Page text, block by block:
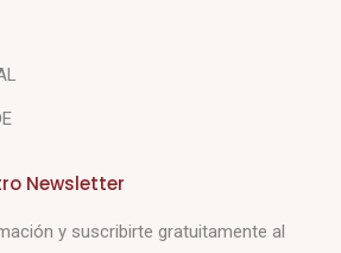
Newsletter
y suscribirte gratuitamente al